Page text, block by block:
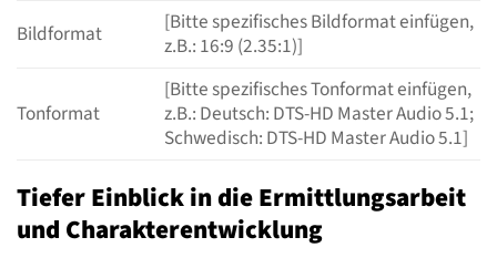
Bildformat
[Bitte spezifisches Bildformat einfügen,
z.B.: 16:9 (2.35:1)]
Tonformat
[Bitte spezifisches Tonformat einfügen,
z.B.: Deutsch: DTS-HD Master Audio 5.1;
Schwedisch: DTS-HD Master Audio 5.1]
Tiefer Einblick in die Ermittlungsarbeit
und Charakterentwicklung